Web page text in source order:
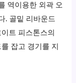
역이용한 외곽 오
. 골밑 리바운드
트 피스톤스의
잡고 경기를 지